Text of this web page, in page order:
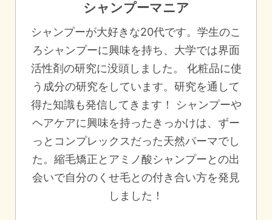
シャンプーマニア
シャンプーが大好きな20代です。学生のこ
ろシャンプーに興味を持ち、大学では界面
活性剤の研究に没頭しました。 化粧品に使
う成分の研究をしています。研究を通して
得た知識も発信してきます！ シャンプーや
ヘアケアに興味を持ったきっかけは、ずー
っとコンプレックスだった天然パーマでし
た。縮毛矯正とアミノ酸シャンプーとの出
会いで自分のくせ毛との付き合い方を発見
しました！